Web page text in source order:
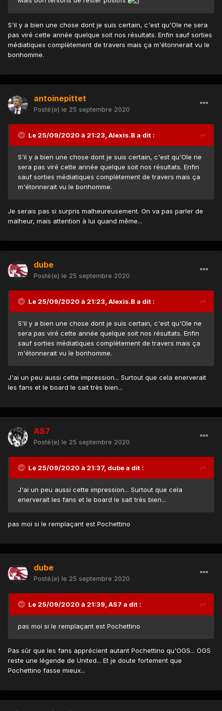
S'il y a bien une chose dont je suis certain, c'est qu'Ole ne sera
pas viré cette année quelque soit nos résultats. Enfin sauf sorties
médiatiques complètement de travers mais ça m'étonnerait vu le
bonhomme.
antoinepittet
Posté(e) le 25 septembre 2020
Le 25/09/2020 à 21:23, Alexis.B a dit :
S'il y a bien une chose dont je suis certain, c'est qu'Ole ne
sera pas viré cette année quelque soit nos résultats. Enfin
sauf sorties médiatiques complètement de travers mais ça
m'étonnerait vu le bonhomme.
Je serais pas si surpris malheureusement. On va pas parler de
malheur, mais attention à lui quand même...
dube
Posté(e) le 25 septembre 2020
Le 25/09/2020 à 21:23, Alexis.B a dit :
S'il y a bien une chose dont je suis certain, c'est qu'Ole ne
sera pas viré cette année quelque soit nos résultats. Enfin
sauf sorties médiatiques complètement de travers mais ça
m'étonnerait vu le bonhomme.
J'ai un peu aussi cette impression... Surtout que cela enerverait
les fans et le board le sait très bien...
AS7
Posté(e) le 25 septembre 2020
Le 25/09/2020 à 21:37, dubea dit :
J'ai un peu aussi cette impression... Surtout que cela
enerverait les fans et le board le sait très bien...
pas moi si le remplaçant est Pochettino
dube
Posté(e) le 25 septembre 2020
Le 25/09/2020 à 21:39, AS7 a dit :
pas moi si le remplaçant est Pochettino
Pas sûr que les fans apprécient autant Pochettino qu'OGS... OGS
reste une légende de United... Et je doute fortement que
Pochettino fasse mieux...